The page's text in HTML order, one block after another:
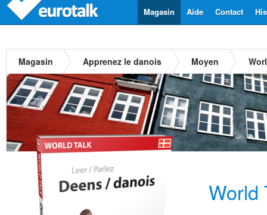
Contact
Aide
Magasin
Magasin Apprenez le danois Moyen
World